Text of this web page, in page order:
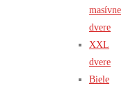
masívne
dvere
XXL
dvere
Biele